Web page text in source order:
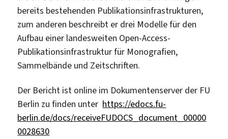
bereits bestehenden Publikationsinfrastrukturen,
zum anderen beschreibt er drei Modelle für den
Aufbau einer landesweiten Open-Access-
Publikationsinfrastruktur für Monografien,
Sammelbände und Zeitschriften.
Der Bericht ist online im Dokumentenserver der FU
Berlin zu finden unter https://edocs.fu-
berlin.de/docs/receiveFUDOCS_document_00000
0028630